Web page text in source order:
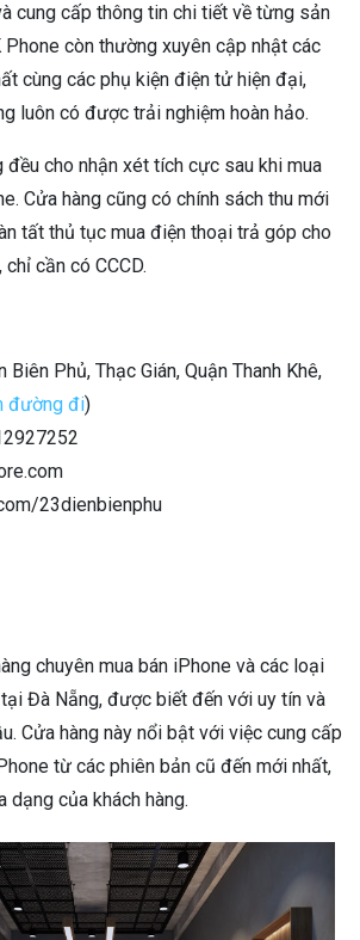
cung cấp thông tin chi tiết về từng sản
Phone còn thường xuyên cập nhật các
cùng các phụ kiện điện tử hiện đại,
luôn có được trải nghiệm hoàn hảo.
đều cho nhận xét tích cực sau khi mua
Cửa hàng cũng có chính sách thu mới
tất thủ tục mua điện thoại trả góp cho
chỉ cần có CCCD.
Phủ, Thạc Gián, Quận Thanh Khê,
đường đi)
23dienbienphu
chuyên mua bán iPhone và các loại
Đà Nẵng, được biết đến với uy tín và
Cửa hàng này nổi bật với việc cung cấp
từ các phiên bản cũ đến mới nhất,
dạng của khách hàng.